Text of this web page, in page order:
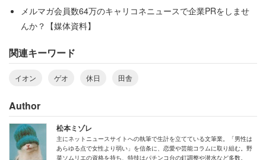
メルマガ会員数64万のキャリコネニュースで企業PRをしませ
んか？【媒体資料】
関連キーワード
イオン ゲオ 休日 田舎
Author
松本ミゾレ
主にネットニュースサイトへの執筆で生計を立てている文筆業。「男性は
あらゆる点で女性より弱い」を信条に、恋愛や芸能コラムに取り組む。野
菜ソムリエの資格を持ち、特技はパチンコ台の釘調整や潜水など多数。